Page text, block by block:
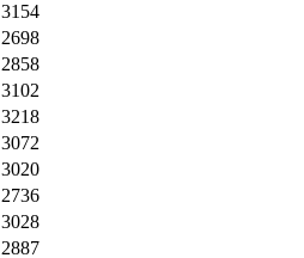
3154
2698
2858
3102
3218
3072
3020
2736
3028
2887